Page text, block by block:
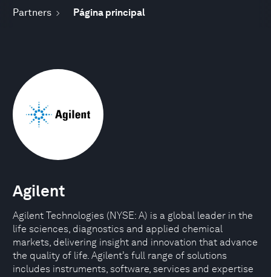
Partners Página principal
Agilent
Agilent Technologies (NYSE: A) is a global leader in the
life sciences, diagnostics and applied chemical
markets, delivering insight and innovation that advance
the quality of life. Agilent’s full range of solutions
includes instruments, software, services and expertise